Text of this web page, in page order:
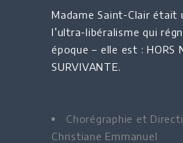
Madame Saint-Clair était
l’ultra-libéralisme qui
époque – elle est : HORS
SURVIVANTE.
Chorégraphie et
Christiane Emmanuel